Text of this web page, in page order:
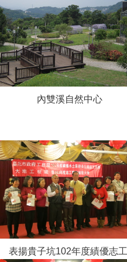
溪自然中心
子坑102年度績優志工